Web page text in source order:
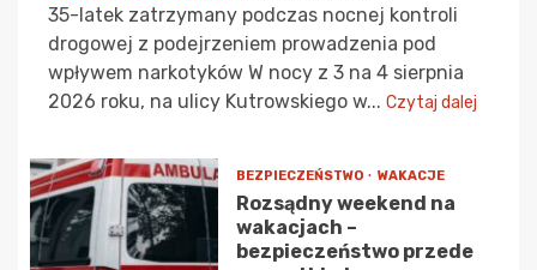
35-latek zatrzymany podczas nocnej kontroli
drogowej z podejrzeniem prowadzenia pod
wpływem narkotyków W nocy z 3 na 4 sierpnia
2026 roku, na ulicy Kutrowskiego w... Czytaj dalej
BEZPIECZEŃSTWO WAKACJE
Rozsądny weekend na
wakacjach –
bezpieczeństwo przede